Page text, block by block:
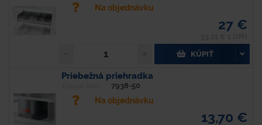
Na objednávku
27 €
KÚPIŤ
Priebežná priehradka
7938-50
Na objednávku
13,70 €